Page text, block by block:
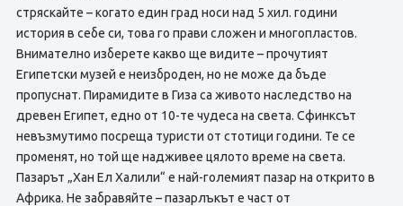
стряскайте – когато един град носи над 5 хил. години
история в себе си, това го прави сложен и многопластов.
Внимателно изберете какво ще видите – прочутият
Египетски музей е неизброден, но не може да бъде
пропуснат. Пирамидите в Гиза са живото наследство на
древен Египет, едно от 10-те чудеса на света. Сфинксът
невъзмутимо посреща туристи от стотици години. Те се
променят, но той ще надживее цялото време на света.
Пазарът „Хан Ел Халили“ е най-големият пазар на открито в
Африка. Не забравяйте – пазарлъкът е част от